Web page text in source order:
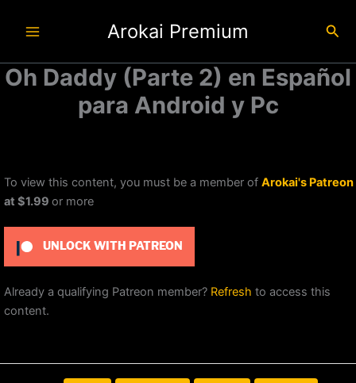
Arokai Premium
Oh Daddy (Parte 2) en Español
para Android y Pc
To view this content, you must be a member of Arokai's Patreon
at $1.99 or more
UNLOCK WITH PATREON
Already a qualifying Patreon member? Refresh to access this
content.